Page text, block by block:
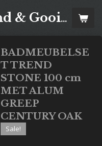
Sani Nederland & Goois Tegelhuis
BADMEUBELSE
T TREND
STONE 100 cm
MET ALUM
GREEP
CENTURY OAK
Sale!